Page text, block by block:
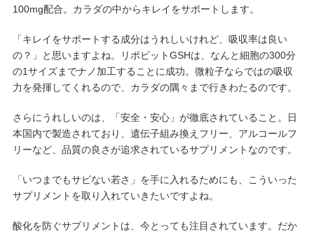
100mg配合。カラダの中からキレイをサポートします。
「キレイをサポートする成分はうれしいけれど、吸収率は良い
の？」と思いますよね。リポビットGSHは、なんと細胞の300分
の1サイズまでナノ加工することに成功。微粒子ならではの吸収
力を発揮してくれるので、カラダの隅々まで行きわたるのです。
さらにうれしいのは、「安全・安心」が徹底されていること。日
本国内で製造されており、遺伝子組み換えフリー、アルコールフ
リーなど、品質の良さが追求されているサプリメントなのです。
「いつまでもサビない若さ」を手に入れるためにも、こういった
サプリメントを取り入れていきたいですよね。
酸化を防ぐサプリメントは、今とっても注目されています。だか